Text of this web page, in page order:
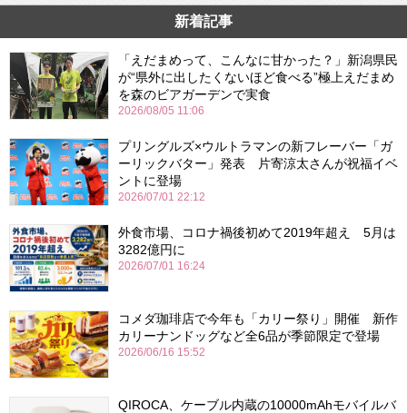
新着記事
「えだまめって、こんなに甘かった？」新潟県民
が“県外に出したくないほど食べる”極上えだまめ
を森のビアガーデンで実食
2026/08/05 11:06
プリングルズ×ウルトラマンの新フレーバー「ガ
ーリックバター」発表 片寄涼太さんが祝福イベ
ントに登場
2026/07/01 22:12
外食市場、コロナ禍後初めて2019年超え 5月は
3282億円に
2026/07/01 16:24
コメダ珈琲店で今年も「カリー祭り」開催 新作
カリーナンドッグなど全6品が季節限定で登場
2026/06/16 15:52
QIROCA、ケーブル内蔵の10000mAhモバイルバ